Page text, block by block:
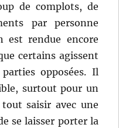
de complots, de
par personne
est rendue encore
certains agissent
opposées. Il
surtout pour un
saisir avec une
se laisser porter la